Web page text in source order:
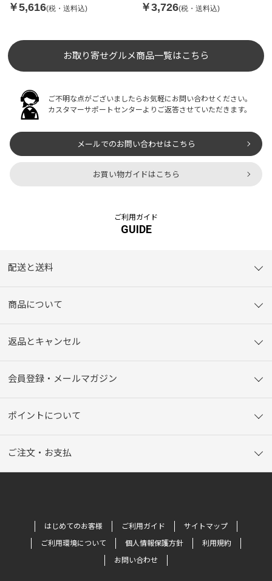
￥5,616(税・送料込) ￥3,726(税・送料込)
お取り寄せグルメ商品一覧はこちら
ご不明な点がございましたらお気軽にお問い合わせください。
カスタマーサポートセンターよりご返答させていただきます。
メールでのお問い合わせはこちら
お買い物ガイドはこちら
ご利用ガイド
GUIDE
配送と送料
商品について
返品とキャンセル
会員登録・メールマガジン
ポイントについて
ご注文・お支払
はじめてのお客様 ご利用ガイド
サイトマップ
ご利用環境について
個人情報保護方針
利用規約
お問い合わせ